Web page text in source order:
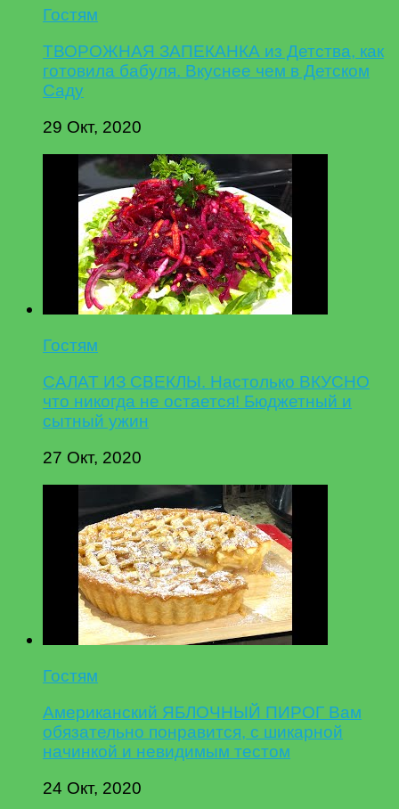
Гостям
ТВОРОЖНАЯ ЗАПЕКАНКА из Детства, как
готовила бабуля. Вкуснее чем в Детском
Саду
29 Окт, 2020
Гостям
САЛАТ ИЗ СВЕКЛЫ. Настолько ВКУСНО
что никогда не остается! Бюджетный и
сытный ужин
27 Окт, 2020
Гостям
Американский ЯБЛОЧНЫЙ ПИРОГ Вам
обязательно понравится, с шикарной
начинкой и невидимым тестом
24 Окт, 2020